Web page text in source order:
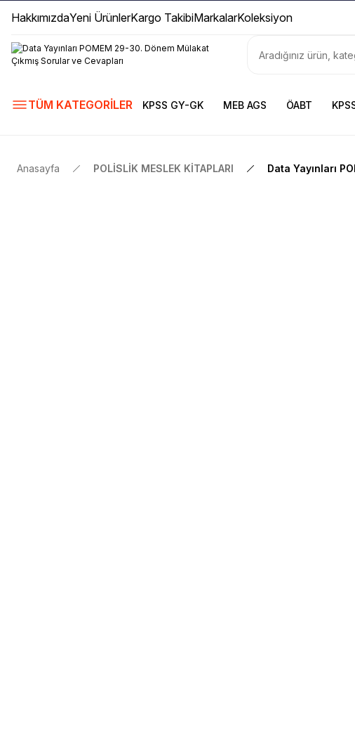
HakkımızdaYeni ÜrünlerKargo TakibiMarkalarKoleksiyon
TÜM KATEGORİLER KPSS GY-GK MEB AGS ÖABT
Anasayfa POLİSLİK MESLEK KİTAPLARI Data Yayınları